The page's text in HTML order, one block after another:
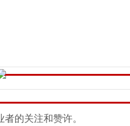
的关注和赞许。